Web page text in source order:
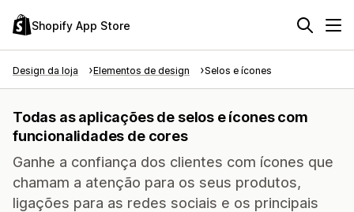
Shopify App Store
Design da loja Elementos de design Selos e ícones
Todas as aplicações de selos e ícones com
funcionalidades de cores
Ganhe a confiança dos clientes com ícones que
chamam a atenção para os seus produtos,
ligações para as redes sociais e os principais